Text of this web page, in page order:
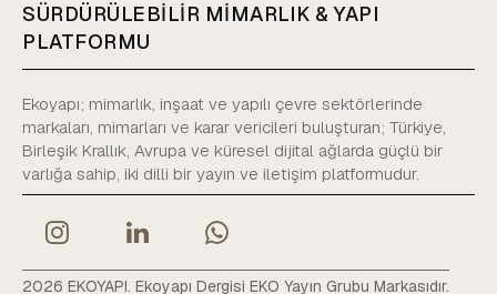
SÜRDÜRÜLEBİLİR MİMARLIK & YAPI
PLATFORMU
Ekoyapı; mimarlık, inşaat ve yapılı çevre sektörlerinde
markaları, mimarları ve karar vericileri buluşturan; Türkiye,
Birleşik Krallık, Avrupa ve küresel dijital ağlarda güçlü bir
varlığa sahip, iki dilli bir yayın ve iletişim platformudur.
2026 EKOYAPI. Ekoyapı Dergisi EKO Yayın Grubu Markasıdır.